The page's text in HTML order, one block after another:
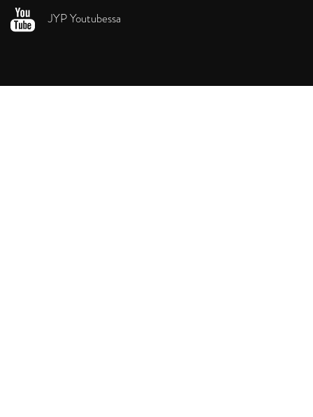
JYP Youtubessa